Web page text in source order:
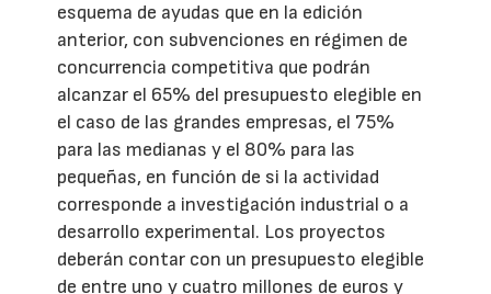
esquema de ayudas que en la edición
anterior, con subvenciones en régimen de
concurrencia competitiva que podrán
alcanzar el 65% del presupuesto elegible en
el caso de las grandes empresas, el 75%
para las medianas y el 80% para las
pequeñas, en función de si la actividad
corresponde a investigación industrial o a
desarrollo experimental. Los proyectos
deberán contar con un presupuesto elegible
de entre uno y cuatro millones de euros y